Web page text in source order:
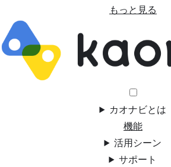
もっと見る
カオナビとは
機能
活用シーン
サポート